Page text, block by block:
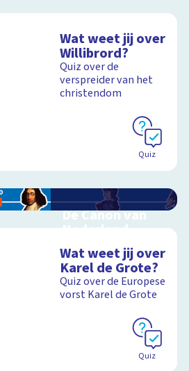
Wat weet jij over
Willibrord?
Quiz over de
verspreider van het
christendom
Quiz
De Canon van
Nederland
schoolplaat over de
Canon
Schoolplaat
Wat weet jij over
Karel de Grote?
Quiz over de Europese
vorst Karel de Grote
Quiz